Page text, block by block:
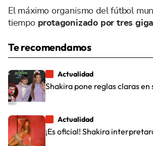
El máximo organismo del fútbol
tiempo protagonizado por tres
Te recomendamos
Actualidad
Shakira pone reglas claras en
Actualidad
¡Es oficial! Shakira